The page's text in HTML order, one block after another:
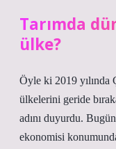
Tarımda
ülke?
Öyle ki 2019 yılında
ülkelerini geride
adını duyurdu.
ekonomisi